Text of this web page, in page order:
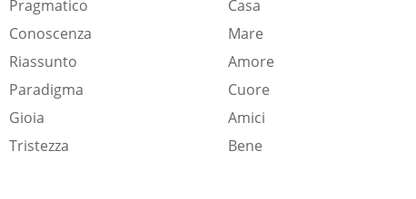
Pragmatico
Conoscenza
Riassunto
Paradigma
Gioia
Tristezza
Casa
Mare
Amore
Cuore
Amici
Bene